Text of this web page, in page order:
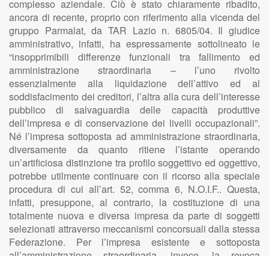
complesso aziendale. Ciò è stato chiaramente ribadito,
ancora di recente, proprio con riferimento alla vicenda del
gruppo Parmalat, da TAR Lazio n. 6805/04. Il giudice
amministrativo, infatti, ha espressamente sottolineato le
“insopprimibili differenze funzionali tra fallimento ed
amministrazione straordinaria – l’uno rivolto
essenzialmente alla liquidazione dell’attivo ed al
soddisfacimento dei creditori, l’altra alla cura dell’interesse
pubblico di salvaguardia delle capacità produttive
dell’impresa e di conservazione dei livelli occupazionali”.
Né l’impresa sottoposta ad amministrazione straordinaria,
diversamente da quanto ritiene l’istante operando
un’artificiosa distinzione tra profilo soggettivo ed oggettivo,
potrebbe utilmente continuare con il ricorso alla speciale
procedura di cui all’art. 52, comma 6, N.O.I.F.. Questa,
infatti, presuppone, al contrario, la costituzione di una
totalmente nuova e diversa impresa da parte di soggetti
selezionati attraverso meccanismi concorsuali dalla stessa
Federazione. Per l’impresa esistente e sottoposta